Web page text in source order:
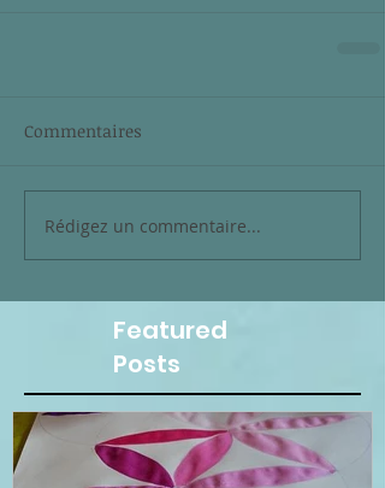
Commentaires
Rédigez un commentaire...
Featured
Posts